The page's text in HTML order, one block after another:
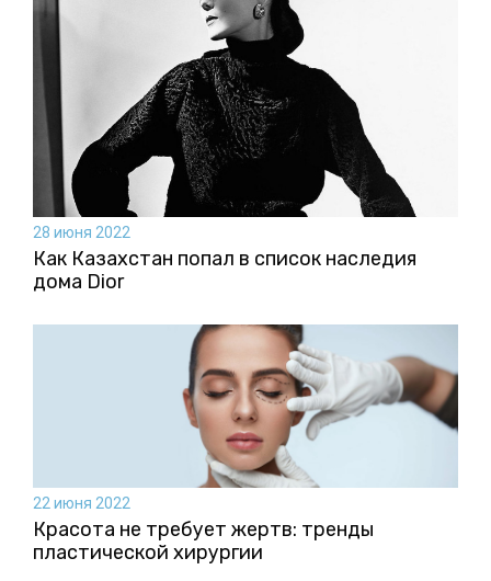
28 июня 2022
Как Казахстан попал в список наследия
дома Dior
22 июня 2022
Красота не требует жертв: тренды
пластической хирургии